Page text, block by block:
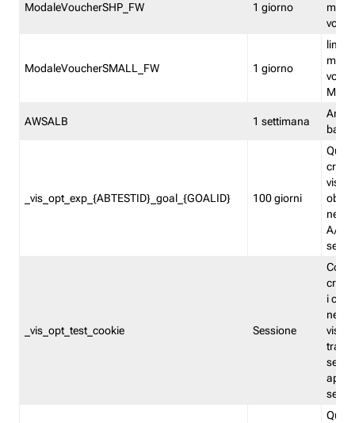
ModaleVoucherSHP_FW 1 giorno
ModaleVoucherSMALL_FW 1 giorno
AWSALB 1 settimana
_vis_opt_exp_{ABTESTID}_goal_{GOALID} 100 giorni
nel
A/B.
_vis_opt_test_cookie Sessione
i
nel